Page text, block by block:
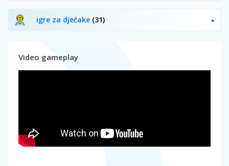
igre za dječake (31)
Video gameplay